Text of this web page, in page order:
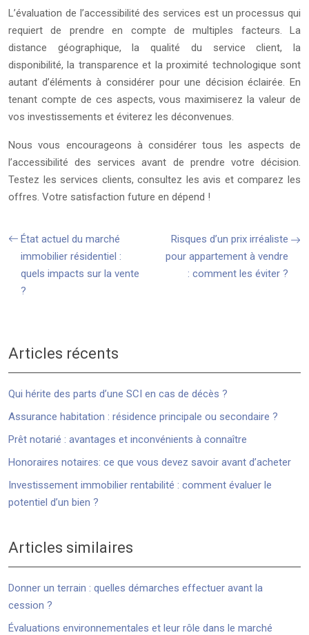
L’évaluation de l’accessibilité des services est un processus qui
requiert de prendre en compte de multiples facteurs. La
distance géographique, la qualité du service client, la
disponibilité, la transparence et la proximité technologique sont
autant d’éléments à considérer pour une décision éclairée. En
tenant compte de ces aspects, vous maximiserez la valeur de
vos investissements et éviterez les déconvenues.
Nous vous encourageons à considérer tous les aspects de
l’accessibilité des services avant de prendre votre décision.
Testez les services clients, consultez les avis et comparez les
offres. Votre satisfaction future en dépend !
État actuel du marché
immobilier résidentiel :
quels impacts sur la vente
?
Risques d’un prix irréaliste
pour appartement à vendre
: comment les éviter ?
Articles récents
Qui hérite des parts d’une SCI en cas de décès ?
Assurance habitation : résidence principale ou secondaire ?
Prêt notarié : avantages et inconvénients à connaître
Honoraires notaires: ce que vous devez savoir avant d’acheter
Investissement immobilier rentabilité : comment évaluer le
potentiel d’un bien ?
Articles similaires
Donner un terrain : quelles démarches effectuer avant la
cession ?
Évaluations environnementales et leur rôle dans le marché